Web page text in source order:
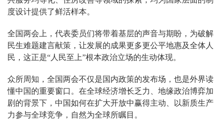
度设计提供了鲜活样本。
全国两会上，代表委员们将带着基层的声音与期盼，为破解
民生难题建言献策，让发展的成果更多更公平地惠及全体人
民，这正是“人民至上”根本政治立场的生动体现。
众所周知，全国两会不仅是国内政策的发布场，也是外界读
懂中国的重要窗口。在全球经济增长乏力、地缘政治博弈加
剧的背景下，中国如何在扩大开放中赢得主动、以新质生产
力参与全球竞争，自然为全球所瞩目。